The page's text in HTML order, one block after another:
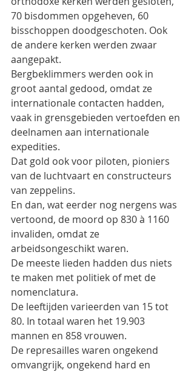
70 bisdommen opgeheven, 60
bisschoppen doodgeschoten. Ook
de andere kerken werden zwaar
aangepakt.
Bergbeklimmers werden ook in
groot aantal gedood, omdat ze
internationale contacten hadden,
vaak in grensgebieden vertoefden en
deelnamen aan internationale
expedities.
Dat gold ook voor piloten, pioniers
van de luchtvaart en constructeurs
van zeppelins.
En dan, wat eerder nog nergens was
vertoond, de moord op 830 à 1160
invaliden, omdat ze
arbeidsongeschikt waren.
De meeste lieden hadden dus niets
te maken met politiek of met de
nomenclatura.
De leeftijden varieerden van 15 tot
80. In totaal waren het 19.903
mannen en 858 vrouwen.
De represailles waren ongekend
omvangrijk, ongekend hard en